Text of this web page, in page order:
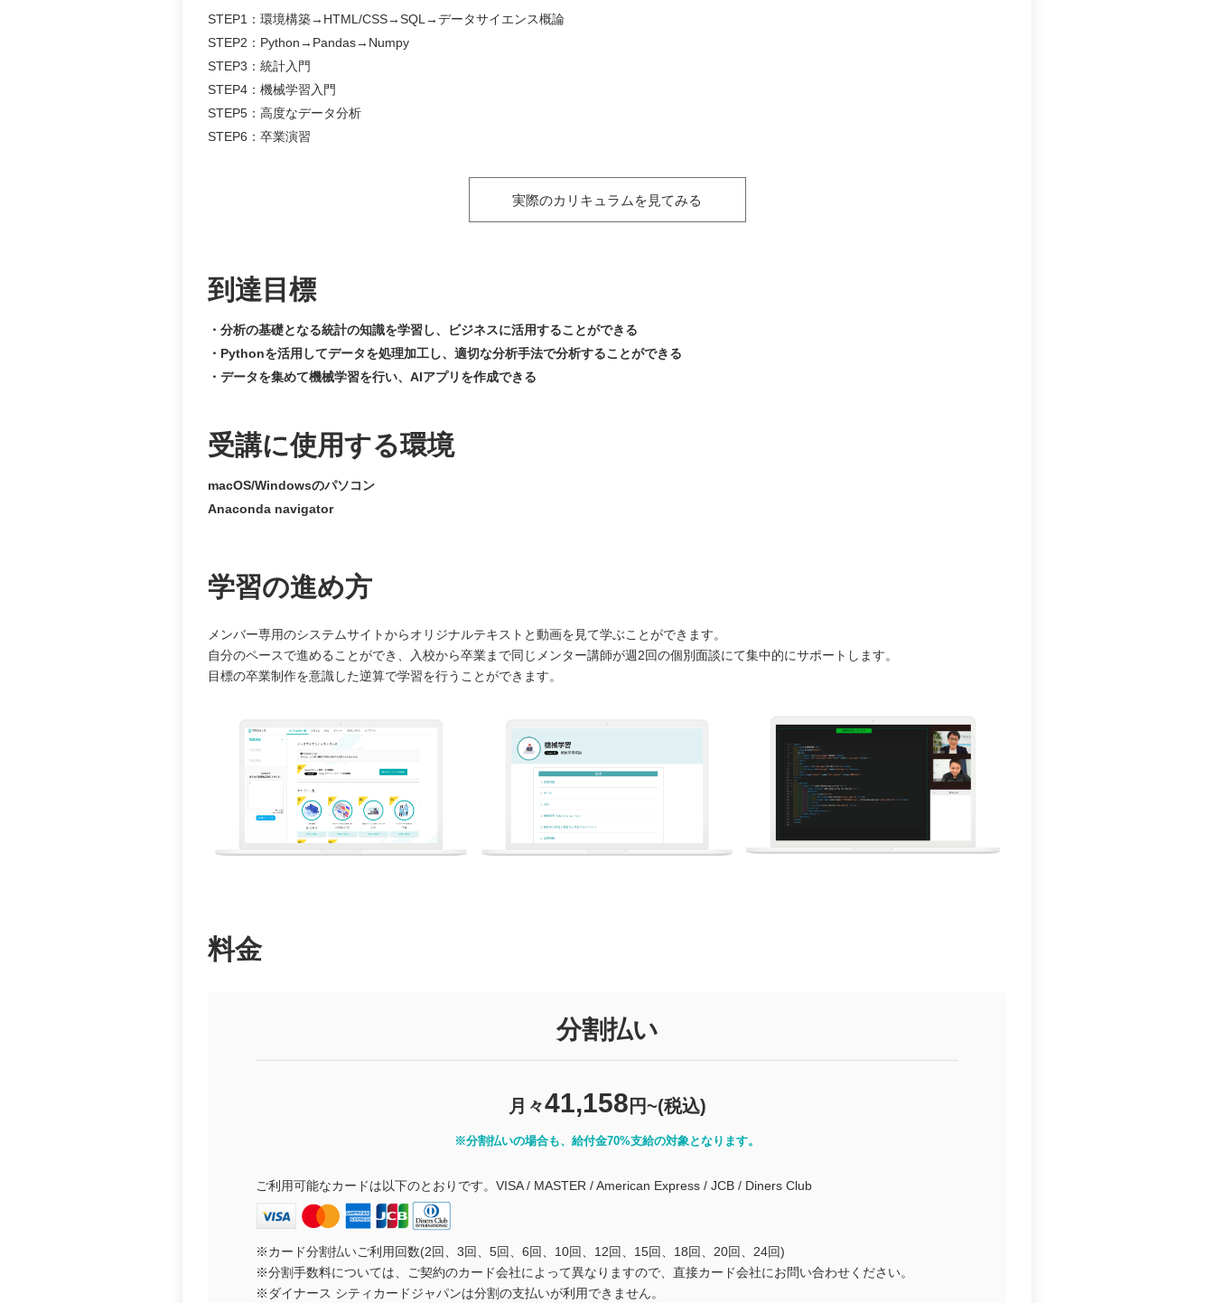
STEP1：環境構築→HTML/CSS→SQL→データサイエンス概論
STEP2：Python→Pandas→Numpy
STEP3：統計入門
STEP4：機械学習入門
STEP5：高度なデータ分析
STEP6：卒業演習
実際のカリキュラムを見てみる
到達目標
分析の基礎となる統計の知識を学習し、ビジネスに活用することができる
Pythonを活用してデータを処理加工し、適切な分析手法で分析することができる
データを集めて機械学習を行い、AIアプリを作成できる
受講に使用する環境
macOS/Windowsのパソコン
Anaconda navigator
学習の進め方
メンバー専用のシステムサイトからオリジナルテキストと動画を見て学ぶことができます。
自分のペースで進めることができ、入校から卒業まで同じメンター講師が週2回の個別面談にて集中的にサポートします。
目標の卒業制作を意識した逆算で学習を行うことができます。
料金
分割払い
月々41,158 円~(税込)
※分割払いの場合も、給付金70%支給の対象となります。
ご利用可能なカードは以下のとおりです。VISA / MASTER / American Express / JCB / Diners Club
※カード分割払いご利用回数(2回、3回、5回、6回、10回、12回、15回、18回、20回、24回)
※分割手数料については、ご契約のカード会社によって異なりますので、直接カード会社にお問い合わせください。
※ダイナース シティカードジャパンは分割の支払いが利用できません。